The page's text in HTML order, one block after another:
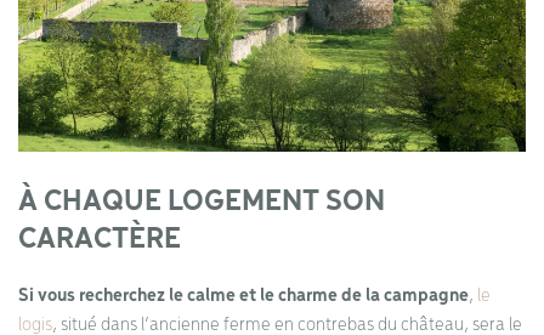
À CHAQUE LOGEMENT SON
CARACTÈRE
Si vous recherchez le calme et le charme de la campagne, le
logis, situé dans l’ancienne ferme en contrebas du château, sera le